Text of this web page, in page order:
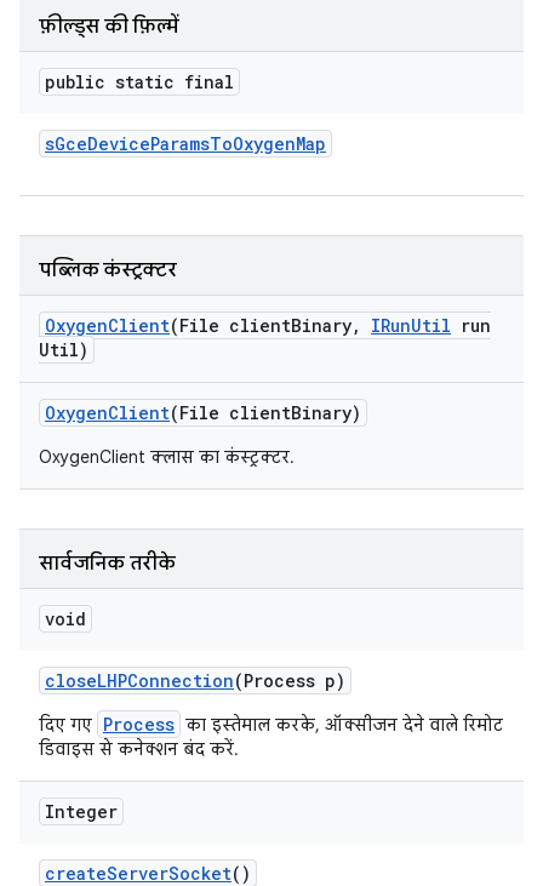
फ़ील्ड्स की फ़िल्में
public static final
sGceDeviceParamsToOxygenMap
पब्लिक कंस्ट्रक्टर
OxygenClient(File clientBinary, IRunUtil run
Util)
OxygenClient(File clientBinary)
OxygenClient क्लास का कंस्ट्रक्टर.
सार्वजनिक तरीके
void
closeLHPConnection(Process p)
दिए गए Process का इस्तेमाल करके, ऑक्सीजन देने वाले रिमोट
डिवाइस से कनेक्शन बंद करें.
Integer
createServerSocket()